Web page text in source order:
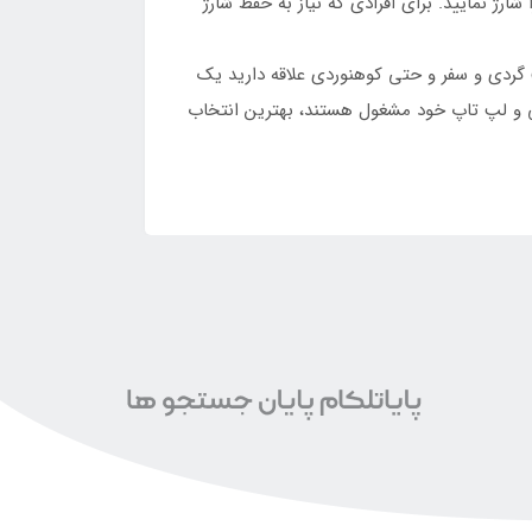
مجهز به 2 درگاه خروجی است. اگر به طبیعت گردی و سفر و حتی کوهنوردی علاقه دارید یک
و لپ تاپ خود مشغول هستند، بهترین انتخاب